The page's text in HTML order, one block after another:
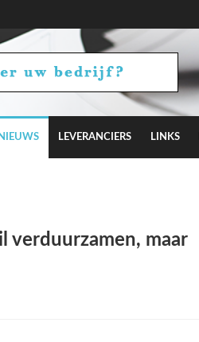
NIEUWS LEVERANCIERS LINKS
Town bij aan Hyde Park
verduurzamen, maar